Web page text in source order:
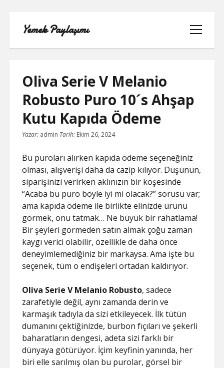
Yemek Paylaşımı
menüyü
aç
LISTE
SAYFA LISTESI
SPOTIFY TAKIPÇI YÜKSELTME
ÜCRETSIZ
TIKTOK GIZLI CANLI YAYIN IZLEME
TWITTER IZLENME GÖNDERME
ŞIFRESIZ
Oliva Serie V Melanio
Robusto Puro 10´s Ahşap
Kutu Kapıda Ödeme
Yazar: admin Tarih: Ekim 26, 2024
Bu puroları alırken kapıda ödeme seçeneğiniz
olması, alışverişi daha da cazip kılıyor. Düşünün,
siparişinizi verirken aklınızın bir köşesinde
“Acaba bu puro böyle iyi mi olacak?” sorusu var;
ama kapıda ödeme ile birlikte elinizde ürünü
görmek, onu tatmak… Ne büyük bir rahatlama!
Bir şeyleri görmeden satın almak çoğu zaman
kaygı verici olabilir, özellikle de daha önce
deneyimlemediğiniz bir markaysa. Ama işte bu
seçenek, tüm o endişeleri ortadan kaldırıyor.
Oliva Serie V Melanio Robusto, sadece
zarafetiyle değil, aynı zamanda derin ve
karmaşık tadıyla da sizi etkileyecek. İlk tütün
dumanını çektiğinizde, burbon fıçıları ve şekerli
baharatların dengesi, adeta sizi farklı bir
dünyaya götürüyor. İçim keyfinin yanında, her
biri elle sarılmış olan bu purolar, görsel bir